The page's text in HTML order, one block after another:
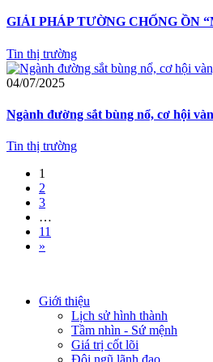
GIẢI PHÁP TƯỜNG CHỐNG ỒN
Tin thị trường
04/07/2025
Ngành đường sắt bùng nổ, cơ hội
Tin thị trường
1
2
3
…
11
»
Giới thiệu
Lịch sử hình thành
Tầm nhìn - Sứ mệnh
Giá trị cốt lõi